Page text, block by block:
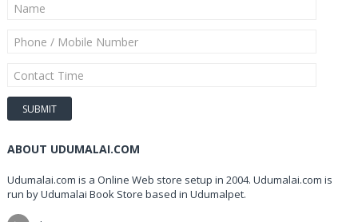
ABOUT UDUMALAI.COM
Udumalai.com is a Online Web store setup in 2004. Udumalai.com is
run by Udumalai Book Store based in Udumalpet.